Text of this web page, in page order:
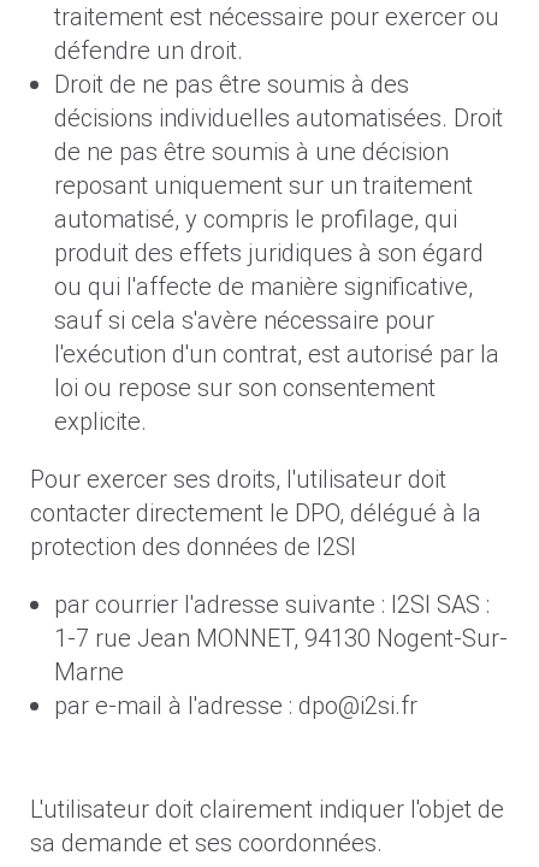
traitement est nécessaire pour exercer ou
défendre un droit.
Droit de ne pas être soumis à des
décisions individuelles automatisées. Droit
de ne pas être soumis à une décision
reposant uniquement sur un traitement
automatisé, y compris le profilage, qui
produit des effets juridiques à son égard
ou qui l'affecte de manière significative,
sauf si cela s'avère nécessaire pour
l'exécution d'un contrat, est autorisé par la
loi ou repose sur son consentement
explicite.
Pour exercer ses droits, l'utilisateur doit
contacter directement le DPO, délégué à la
protection des données de I2SI
par courrier l'adresse suivante : I2SI SAS :
1-7 rue Jean MONNET, 94130 Nogent-Sur-
Marne
par e-mail à l'adresse : dpo@i2si.fr
L'utilisateur doit clairement indiquer l'objet de
sa demande et ses coordonnées.